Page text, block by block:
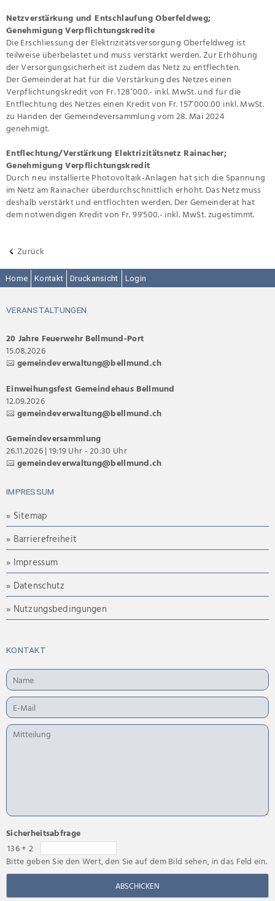
Netzverstärkung und Entschlaufung Oberfeldweg;
Genehmigung Verpflichtungskredite
Die Erschliessung der Elektrizitätsversorgung Oberfeldweg ist
teilweise überbelastet und muss verstärkt werden. Zur Erhöhung
der Versorgungsicherheit ist zudem das Netz zu entflechten.
Der Gemeinderat hat für die Verstärkung des Netzes einen
Verpflichtungskredit von Fr. 128’000.- inkl. MwSt. und für die
Entflechtung des Netzes einen Kredit von Fr. 157’000.00 inkl. MwSt.
zu Handen der Gemeindeversammlung vom 28. Mai 2024
genehmigt.
Entflechtung/Verstärkung Elektrizitätsnetz Rainacher;
Genehmigung Verpflichtungskredit
Durch neu installierte Photovoltaik-Anlagen hat sich die Spannung
im Netz am Rainacher überdurchschnittlich erhöht. Das Netz muss
deshalb verstärkt und entflochten werden. Der Gemeinderat hat
dem notwendigen Kredit von Fr. 99'500.- inkl. MwSt. zugestimmt.
Zurück
Home Kontakt Druckansicht Login
VERANSTALTUNGEN
20 Jahre Feuerwehr Bellmund-Port
15.08.2026
gemeindeverwaltung@bellmund.ch
Einweihungsfest Gemeindehaus Bellmund
12.09.2026
gemeindeverwaltung@bellmund.ch
Gemeindeversammlung
26.11.2026 | 19:19 Uhr - 20:30 Uhr
gemeindeverwaltung@bellmund.ch
IMPRESSUM
» Sitemap
» Barrierefreiheit
» Impressum
» Datenschutz
» Nutzungsbedingungen
KONTAKT
Sicherheitsabfrage
136 + 2
Bitte geben Sie den Wert, den Sie auf dem Bild sehen, in das Feld ein.
ABSCHICKEN